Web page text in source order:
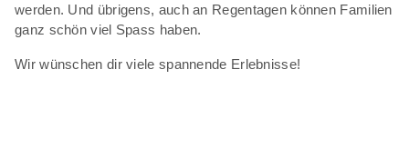
werden. Und übrigens, auch an Regentagen können Familien
ganz schön viel Spass haben.
Wir wünschen dir viele spannende Erlebnisse!